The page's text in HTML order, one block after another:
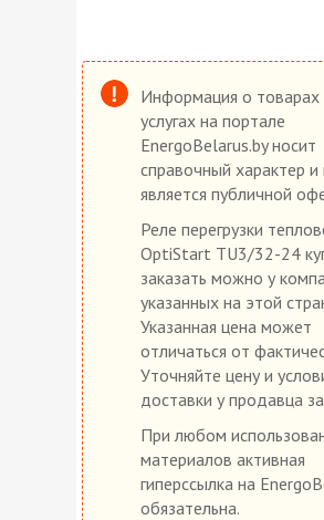
Информация о товарах
услугах на портале
EnergoBelarus.by носит
справочный характер и
является публичной
Реле перегрузки
OptiStart TU3/32-24
заказать можно у
указанных на этой
Указанная цена может
отличаться от
Уточняйте цену и
доставки у продавца
При любом
материалов активная
гиперссылка на
обязательна.